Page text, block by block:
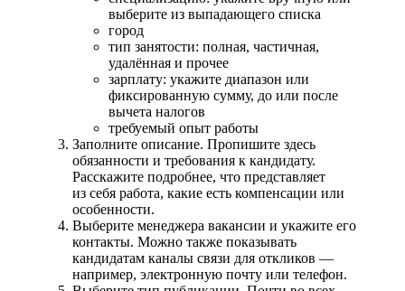
выберите из выпадающего списка
город
тип занятости: полная, частичная,
удалённая и прочее
зарплату: укажите диапазон или
фиксированную сумму, до или после
вычета налогов
требуемый опыт работы
Заполните описание. Пропишите здесь
обязанности и требования к кандидату.
Расскажите подробнее, что представляет
из себя работа, какие есть компенсации или
особенности.
Выберите менеджера вакансии и укажите его
контакты. Можно также показывать
кандидатам каналы связи для откликов —
например, электронную почту или телефон.